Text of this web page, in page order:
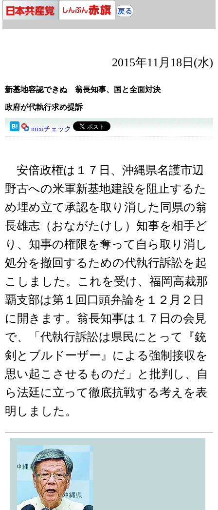
2015年11月18日(水)
新基地容認できぬ 翁長知事、国と全面対決
政府が代執行求め提訴
mixiチェック
安倍政権は１７日、沖縄県名護市辺
野古への米軍新基地建設を阻止するた
め埋め立て承認を取り消した同県の翁
長雄志（おながたけし）知事を相手ど
り、知事の権限を奪って自ら取り消し
処分を撤回するための代執行訴訟を起
こしました。これを受け、福岡高裁那
覇支部は第１回口頭弁論を１２月２日
に開きます。翁長知事は１７日の会見
で、「代執行訴訟は県民にとって『銃
剣とブルドーザー』による強制接収を
思い起こさせるものだ」と批判し、自
ら法廷に立って徹底抗戦する考えを表
明しました。